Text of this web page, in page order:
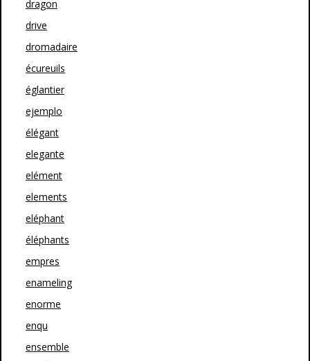
dragon
drive
dromadaire
écureuils
églantier
ejemplo
élégant
elegante
elément
elements
eléphant
éléphants
empres
enameling
enorme
enqu
ensemble